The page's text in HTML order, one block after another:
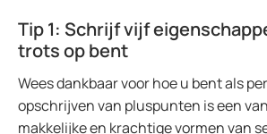
Tip 1: Schrijf vijf
trots op bent
Wees dankbaar voor hoe u bent als
opschrijven van pluspunten is een
makkelijke en krachtige vormen van